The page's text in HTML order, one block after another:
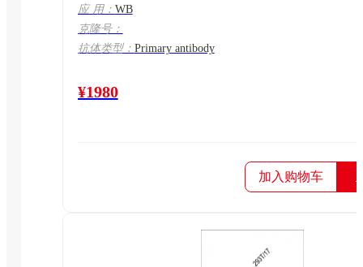
应 用： WB
克隆号：
抗体类型： Primary antibody
¥1980
加入购物车